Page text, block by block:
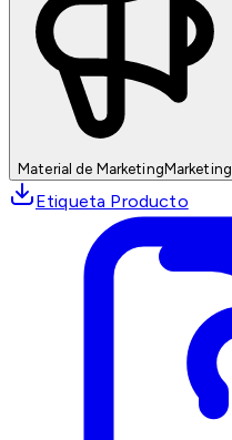
Material de MarketingMarketing
Etiqueta Producto